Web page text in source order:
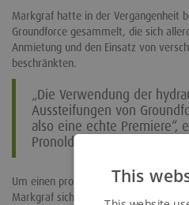
Markgraf hatte in der Vergangenheit
Groundforce gesammelt, die sich
Anmietung und den Einsatz von
beschränkten.
„Die Verwendung der
Aussteifungen von
also eine echte Premiere“,
Pronold weiter.
Um einen problemlosen und
Markgraf sicherzustellen, war in der
This